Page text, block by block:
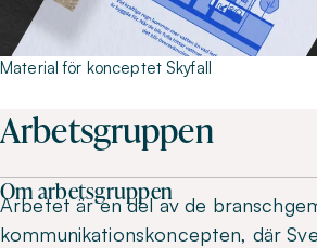
Material för konceptet Skyfall
Arbetsgruppen
Om arbetsgruppen
Arbetet är en del av de
kommunikationskoncepten, där